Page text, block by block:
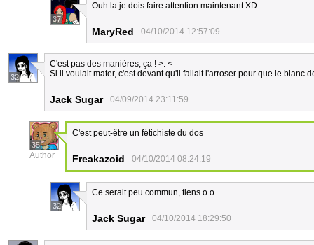
37
Ouh la je dois faire attention maintenant XD
MaryRed 04/10/2014 12:57:09
32
C'est pas des manières, ça ! >. <
Si il voulait mater, c'est devant qu'il fallait l'arroser pour que le blanc
Jack Sugar 04/09/2014 23:11:59
35
Author
C'est peut-être un fétichiste du dos
Freakazoid 04/10/2014 08:24:19
32
Ce serait peu commun, tiens o.o
Jack Sugar 04/10/2014 18:29:50